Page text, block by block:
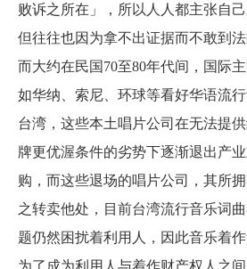
败诉之所在」，所以人人都主张自
但往往也因为拿不出证据而不敢到法
而大约在民国70至80年代间，国际
如华纳、索尼、环球等看好华语流
台湾，这些本土唱片公司在无法提
牌更优渥条件的劣势下逐渐退出产
购，而这些退场的唱片公司，其所
之转卖他处，目前台湾流行音乐词
题仍然困扰着利用人，因此音乐着
为了成为利用人与着作财产权人之